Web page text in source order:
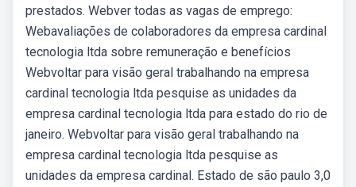
prestados. Webver todas as vagas de emprego:
Webavaliações de colaboradores da empresa cardinal
tecnologia ltda sobre remuneração e benefícios
Webvoltar para visão geral trabalhando na empresa
cardinal tecnologia ltda pesquise as unidades da
empresa cardinal tecnologia ltda para estado do rio de
janeiro. Webvoltar para visão geral trabalhando na
empresa cardinal tecnologia ltda pesquise as
unidades da empresa cardinal. Estado de são paulo 3,0